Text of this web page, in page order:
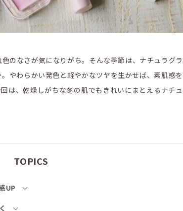
のなさが気になりがち。そんな季節は、ナチュラグ
やわらかい発色と軽やかなツヤを生かせば、素肌感
は、乾燥しがちな冬の肌でもきれいにまとえるナチ
TOPICS
UP